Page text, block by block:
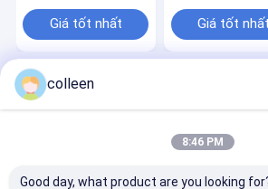
ngoài trời cáp quang
trên không
Giá tốt nhất Giá tốt nhất
Sơ đồ trang web
Privacy
Cáp quang ADSSNhà máy trung
Guangzhou Jiqian Fiber Optic Cable Co.,
colleen
8:46 PM
Good day, what product are you looking